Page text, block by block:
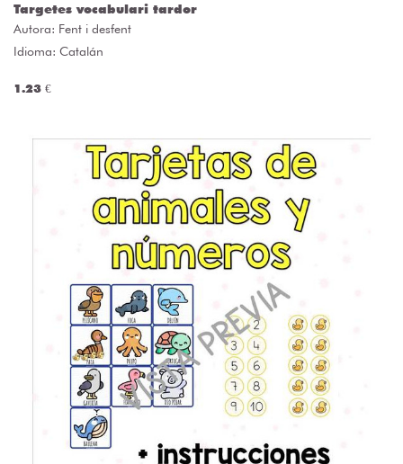
Targetes vocabulari tardor
Autora: Fent i desfent
Idioma: Catalán
1.23 €